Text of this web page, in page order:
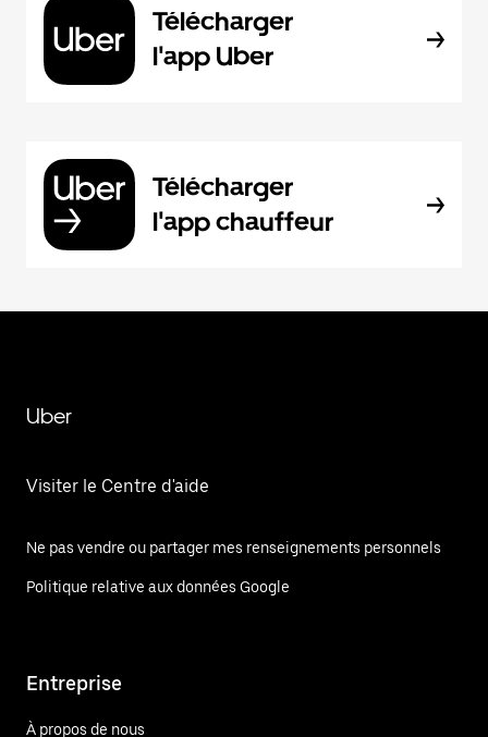
Télécharger
l'app Uber
Télécharger
l'app chauffeur
Uber
Visiter le Centre d'aide
Ne pas vendre ou partager mes renseignements personnels
Politique relative aux données Google
Entreprise
À propos de nous